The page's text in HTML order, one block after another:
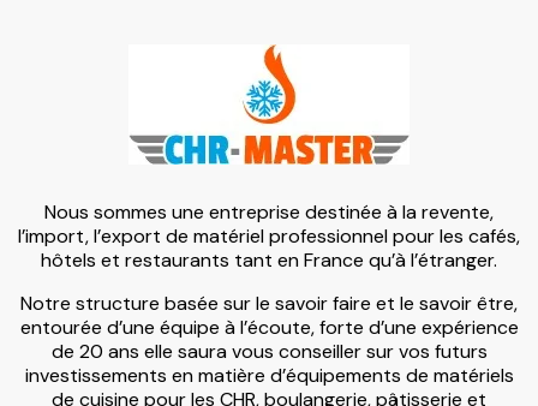
Nous sommes une entreprise destinée à la revente,
l’import, l’export de matériel professionnel pour les cafés,
hôtels et restaurants tant en France qu’à l’étranger.
Notre structure basée sur le savoir faire et le savoir être,
entourée d’une équipe à l’écoute, forte d’une expérience
de 20 ans elle saura vous conseiller sur vos futurs
investissements en matière d’équipements de matériels
de cuisine pour les CHR, boulangerie, pâtisserie et